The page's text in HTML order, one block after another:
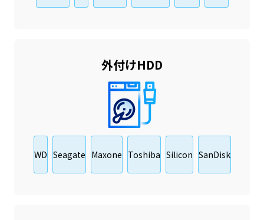
外付けHDD
WD Seagate Maxone Toshiba Silicon SanDisk